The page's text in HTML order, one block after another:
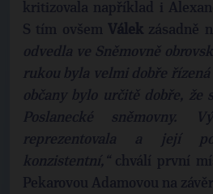
kritizovala například i
S tím ovšem Válek zásadně
odvedla ve Sněmovně
rukou byla velmi dobře
občany bylo určitě dobře, že
Poslanecké sněmovny.
reprezentovala a její
konzistentní,“chválí první
Pekarovou Adamovou na